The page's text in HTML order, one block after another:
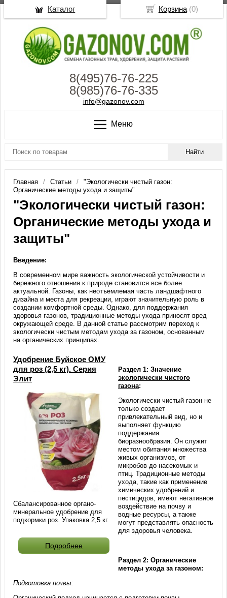
8(495)76-76-225
8(985)76-76-335
info@gazonov.com
Меню
Главная Статьи
"Экологически чистый газон:
Органические методы ухода и защиты"
"Экологически чистый газон:
Органические методы ухода и
защиты"
Введение:
В современном мире важность экологической устойчивости и
бережного отношения к природе становится все более
актуальной. Газоны, как неотъемлемая часть ландшафтного
дизайна и места для рекреации, играют значительную роль в
создании комфортной среды. Однако, для поддержания
здоровья газонов, традиционные методы ухода приносят вред
окружающей среде. В данной статье рассмотрим переход к
экологически чистым методам ухода за газоном, основанным
на органических принципах.
Удобрение Буйское ОМУ
для роз (2,5 кг). Серия
Элит
Сбалансированное органо-
минеральное удобрение для
подкормки роз. Упаковка 2,5 кг.
Подробнее
Раздел 1: Значение
экологически чистого
газона:
Экологически чистый газон не
только создает
привлекательный вид, но и
выполняет функцию
поддержания
биоразнообразия. Он служит
местом обитания множества
живых организмов, от
микробов до насекомых и
птиц. Традиционные методы
ухода, такие как применение
химических удобрений и
пестицидов, имеют негативное
воздействие на почву и
водные ресурсы, а также
могут представлять опасность
для здоровья человека.
Раздел 2: Органические
методы ухода за газоном:
Подготовка почвы:
Корзина(0)
Каталог